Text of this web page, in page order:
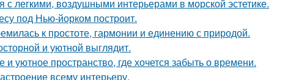
с легкими, воздушными интерьерами в морской эстетике.
под Нью-йорком построит.
к простоте, гармонии и единению с природой.
и уютной выглядит.
и уютное пространство, где хочется забыть о времени.
всему интерьеру.